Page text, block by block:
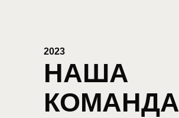
2023
НАША
КОМАНДА